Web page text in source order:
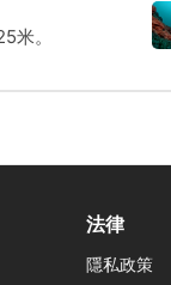
米。
法律
隱私政策